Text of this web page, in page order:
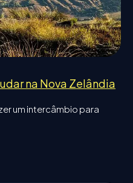
na Nova Zelândia
um intercâmbio para